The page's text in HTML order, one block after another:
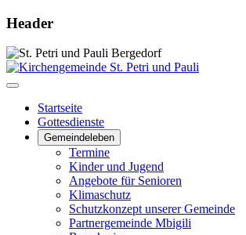
Header
Startseite
Gottesdienste
Gemeindeleben
Termine
Kinder und Jugend
Angebote für Senioren
Klimaschutz
Schutzkonzept unserer Gemeinde
Partnergemeinde Mbigili